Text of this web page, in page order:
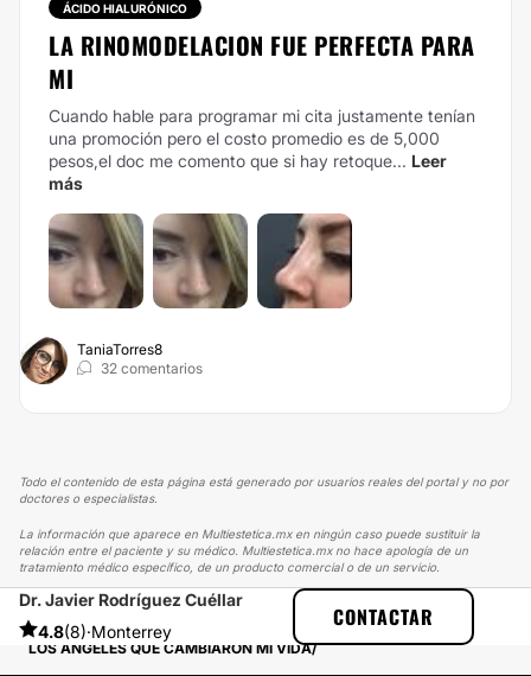
ÁCIDO HIALURÓNICO
LA RINOMODELACION FUE PERFECTA PARA
MI
Cuando hable para programar mi cita justamente tenían
una promoción pero el costo promedio es de 5,000
pesos,el doc me comento que si hay retoque... Leer
más
TaniaTorres8
32 comentarios
Todo el contenido de esta página está generado por usuarios reales del portal y no por
doctores o especialistas.
La información que aparece en Multiestetica.mx en ningún caso puede sustituir la
relación entre el paciente y su médico. Multiestetica.mx no hace apología de un
tratamiento médico específico, de un producto comercial o de un servicio.
Dr. Javier Rodríguez Cuéllar
4.8(8)·Monterrey
CONTACTAR
MULTIESTETICA
EXPERIENCIAS
EXPERIENCIAS SOBRE RECONSTRUCCIÓN MAMARIA
LOS ÁNGELES QUE CAMBIARON MI VIDA